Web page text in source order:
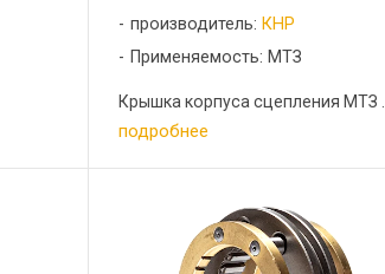
производитель: КНР
Применяемость: МТЗ
Крышка корпуса сцепления МТЗ ...
подробнее